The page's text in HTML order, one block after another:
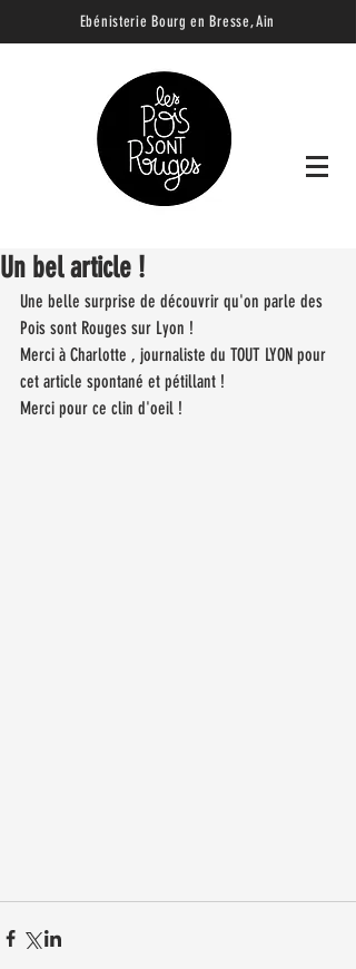
Ebénisterie Bourg en Bresse, Ain
Un bel article !
Une belle surprise de découvrir qu'on parle des
Pois sont Rouges sur Lyon !
Merci à Charlotte , journaliste du TOUT LYON pour
cet article spontané et pétillant !
Merci pour ce clin d'oeil !